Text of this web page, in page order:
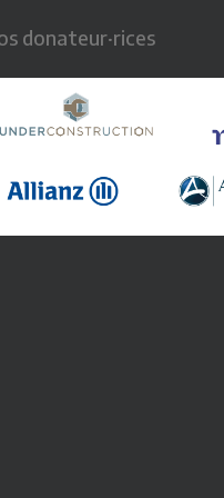
donateur·rices